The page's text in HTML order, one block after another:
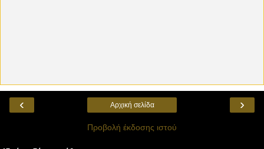
‹ ›
Αρχική σελίδα
Προβολή έκδοσης ιστού